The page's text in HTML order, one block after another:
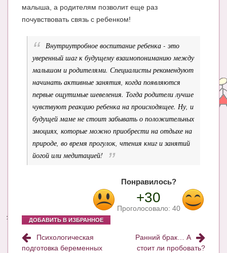
малыша, а родителям позволит еще раз
почувствовать связь с ребенком!
Внутриутробное воспитание ребенка - это
уверенный шаг к будущему взаимопониманию между
малышом и родителями. Специалисты рекомендуют
начинать активные занятия, когда появляются
первые ощутимые шевеления. Тогда родители лучше
чувствуют реакцию ребенка на происходящее. Ну, и
будущей маме не стоит забывать о положительных
эмоциях, которые можно приобрести на отдыхе на
природе, во время прогулок, чтения книг и занятий
йогой или медитацией!
Понравилось?
+30
Проголосовало: 40
ДОБАВИТЬ В ИЗБРАННОЕ
Психологическая
подготовка беременных
Ранний брак… А
стоит ли пробовать?